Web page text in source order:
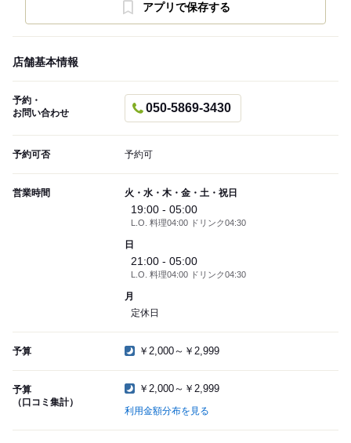
アプリで保存する
店舗基本情報
予約・
お問い合わせ
050-5869-3430
予約可否 予約可
営業時間 火・水・木・金・土・祝日
19:00 - 05:00
L.O. 料理04:00 ドリンク04:30
日
21:00 - 05:00
L.O. 料理04:00 ドリンク04:30
月
定休日
予算 ￥2,000～￥2,999
予算
（口コミ集計）
￥2,000～￥2,999
利用金額分布を見る